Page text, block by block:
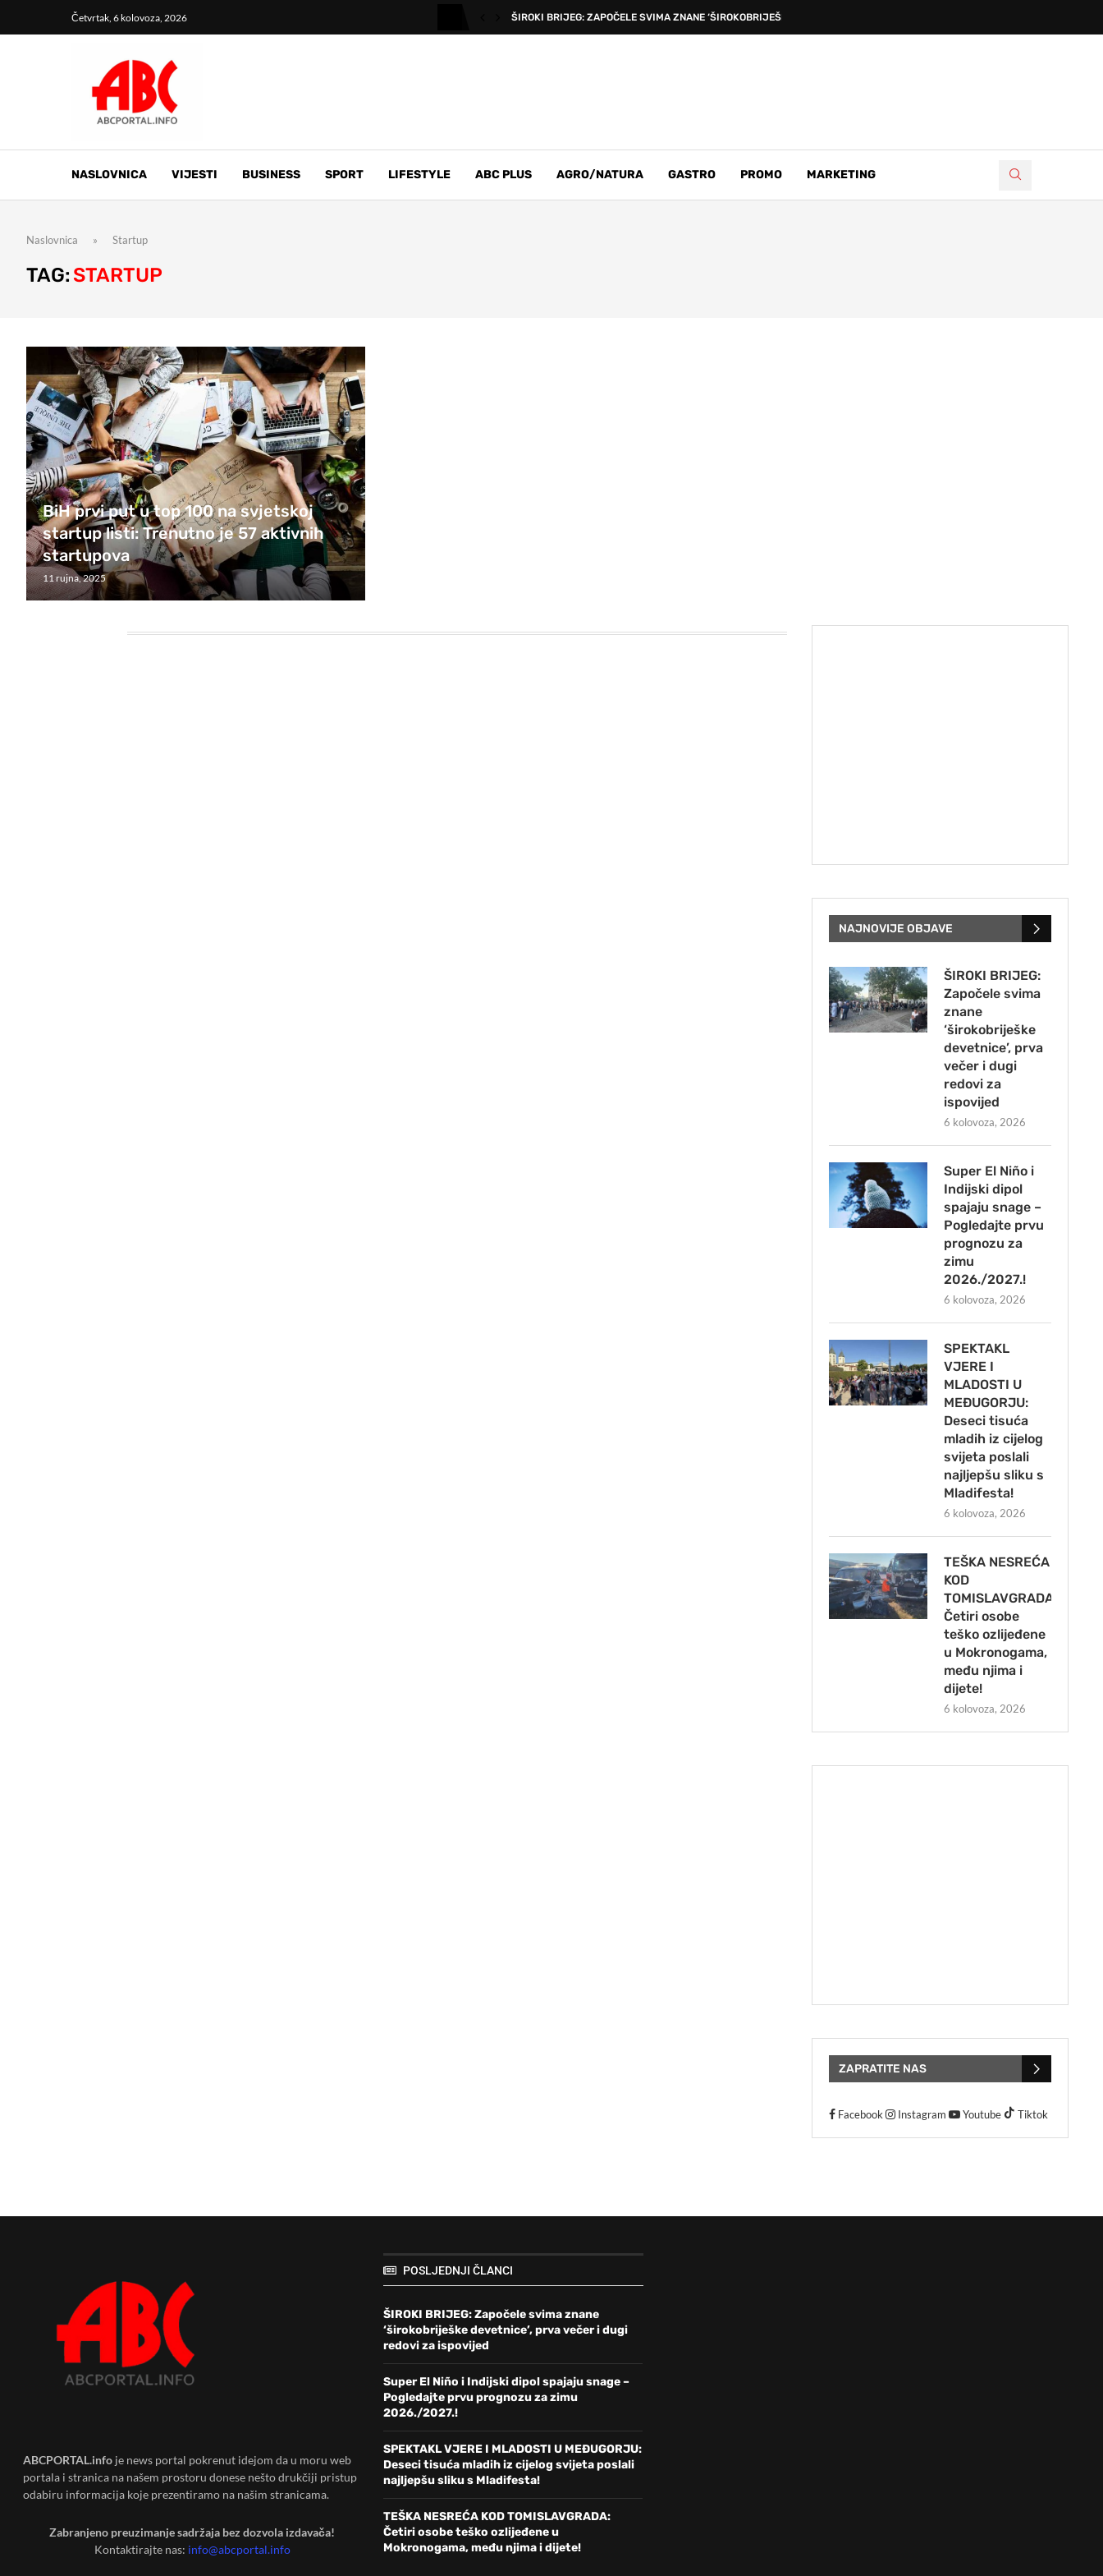
Četvrtak, 6 kolovoza, 2026 ŠIROKI BRIJEG: ZAPOČELE SVIMA ZNANE ‘ŠIROKOBRIJEŠKE DEVETNICE’, PRVA...
NASLOVNICA VIJESTI BUSINESS SPORT LIFESTYLE ABC PLUS AGRO/NATURA GASTRO PROMO MARKETING
Naslovnica » Startup
TAG: STARTUP
BiH prvi put u top 100 na svjetskoj
startup listi: Trenutno je 57 aktivnih
startupova
11 rujna, 2025
NAJNOVIJE OBJAVE
ŠIROKI BRIJEG:
Započele svima
znane
‘širokobriješke
devetnice’, prva
večer i dugi
redovi za
ispovijed
6 kolovoza, 2026
Super El Niño i
Indijski dipol
spajaju snage –
Pogledajte prvu
prognozu za
zimu
2026./2027.!
6 kolovoza, 2026
SPEKTAKL
VJERE I
MLADOSTI U
MEĐUGORJU:
Deseci tisuća
mladih iz cijelog
svijeta poslali
najljepšu sliku s
Mladifesta!
6 kolovoza, 2026
TEŠKA NESREĆA
KOD
TOMISLAVGRADA:
Četiri osobe
teško ozlijeđene
u Mokronogama,
među njima i
dijete!
6 kolovoza, 2026
ZAPRATITE NAS
Facebook Instagram Youtube Tiktok
ABCPORTAL.info je news portal pokrenut idejom da u moru web
portala i stranica na našem prostoru donese nešto drukčiji pristup
odabiru informacija koje prezentiramo na našim stranicama.
Zabranjeno preuzimanje sadržaja bez dozvola izdavača!
Kontaktirajte nas: info@abcportal.info
POSLJEDNJI ČLANCI
ŠIROKI BRIJEG: Započele svima znane
‘širokobriješke devetnice’, prva večer i dugi
redovi za ispovijed
Super El Niño i Indijski dipol spajaju snage –
Pogledajte prvu prognozu za zimu
2026./2027.!
SPEKTAKL VJERE I MLADOSTI U MEĐUGORJU:
Deseci tisuća mladih iz cijelog svijeta poslali
najljepšu sliku s Mladifesta!
TEŠKA NESREĆA KOD TOMISLAVGRADA:
Četiri osobe teško ozlijeđene u
Mokronogama, među njima i dijete!